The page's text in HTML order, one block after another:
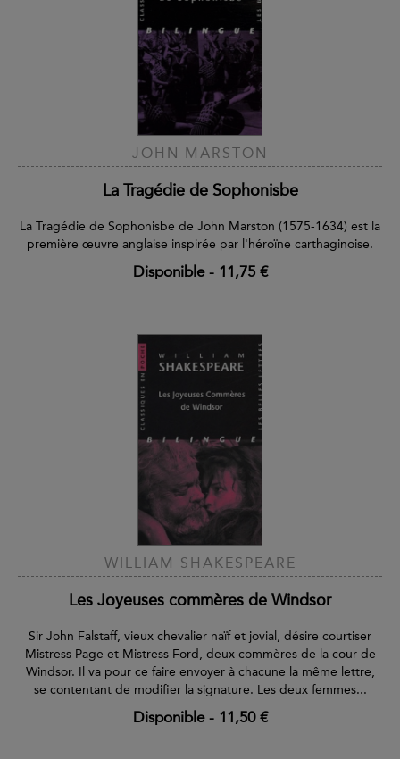
JOHN MARSTON
La Tragédie de Sophonisbe
La Tragédie de Sophonisbe de John Marston (1575-1634) est la
première œuvre anglaise inspirée par l'héroïne carthaginoise.
Disponible- 11,75 €
WILLIAM SHAKESPEARE
Les Joyeuses commères de Windsor
Sir John Falstaff, vieux chevalier naïf et jovial, désire courtiser
Mistress Page et Mistress Ford, deux commères de la cour de
Windsor. Il va pour ce faire envoyer à chacune la même lettre,
se contentant de modifier la signature. Les deux femmes...
Disponible- 11,50 €